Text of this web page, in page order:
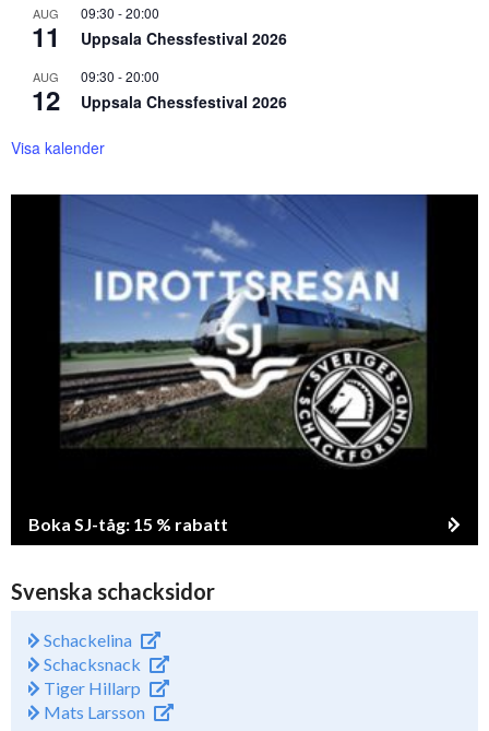
AUG
11
09:30 -20:00
Uppsala Chessfestival 2026
AUG
12
09:30 -20:00
Uppsala Chessfestival 2026
Visa kalender
Boka SJ-tåg: 15 % rabatt
Svenska schacksidor
Schackelina
Schacksnack
Tiger Hillarp
Mats Larsson